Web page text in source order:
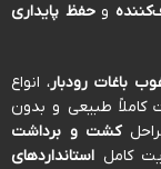
وحفظ پایداری
باغات رودبار، انواع
کاملاً طبیعی و بدون
کشت و برداشت
کامل استانداردهای